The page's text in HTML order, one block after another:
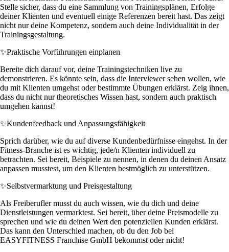
Stelle sicher, dass du eine Sammlung von Trainingsplänen, Erfolge
deiner Klienten und eventuell einige Referenzen bereit hast. Das zeigt
nicht nur deine Kompetenz, sondern auch deine Individualität in der
Trainingsgestaltung.
✨Praktische Vorführungen einplanen
Bereite dich darauf vor, deine Trainingstechniken live zu
demonstrieren. Es könnte sein, dass die Interviewer sehen wollen, wie
du mit Klienten umgehst oder bestimmte Übungen erklärst. Zeig ihnen,
dass du nicht nur theoretisches Wissen hast, sondern auch praktisch
umgehen kannst!
✨Kundenfeedback und Anpassungsfähigkeit
Sprich darüber, wie du auf diverse Kundenbedürfnisse eingehst. In der
Fitness-Branche ist es wichtig, jede/n Klienten individuell zu
betrachten. Sei bereit, Beispiele zu nennen, in denen du deinen Ansatz
anpassen musstest, um den Klienten bestmöglich zu unterstützen.
✨Selbstvermarktung und Preisgestaltung
Als Freiberufler musst du auch wissen, wie du dich und deine
Dienstleistungen vermarktest. Sei bereit, über deine Preismodelle zu
sprechen und wie du deinen Wert den potenziellen Kunden erklärst.
Das kann den Unterschied machen, ob du den Job bei
EASYFITNESS Franchise GmbH bekommst oder nicht!